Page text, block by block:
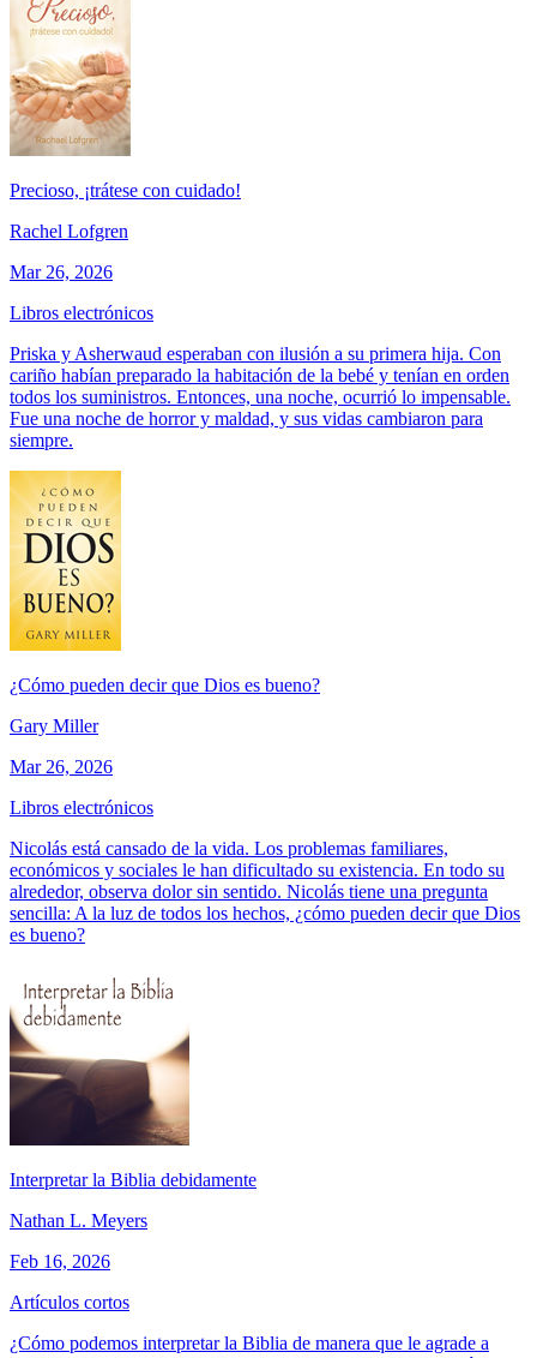
Precioso, ¡trátese con cuidado!
Rachel Lofgren
Mar 26, 2026
Libros electrónicos
Priska y Asherwaud esperaban con ilusión a su primera hija. Con
cariño habían preparado la habitación de la bebé y tenían en orden
todos los suministros. Entonces, una noche, ocurrió lo impensable.
Fue una noche de horror y maldad, y sus vidas cambiaron para
siempre.
¿Cómo pueden decir que Dios es bueno?
Gary Miller
Mar 26, 2026
Libros electrónicos
Nicolás está cansado de la vida. Los problemas familiares,
económicos y sociales le han dificultado su existencia. En todo su
alrededor, observa dolor sin sentido. Nicolás tiene una pregunta
sencilla: A la luz de todos los hechos, ¿cómo pueden decir que Dios
es bueno?
Interpretar la Biblia debidamente
Nathan L. Meyers
Feb 16, 2026
Artículos cortos
¿Cómo podemos interpretar la Biblia de manera que le agrade a